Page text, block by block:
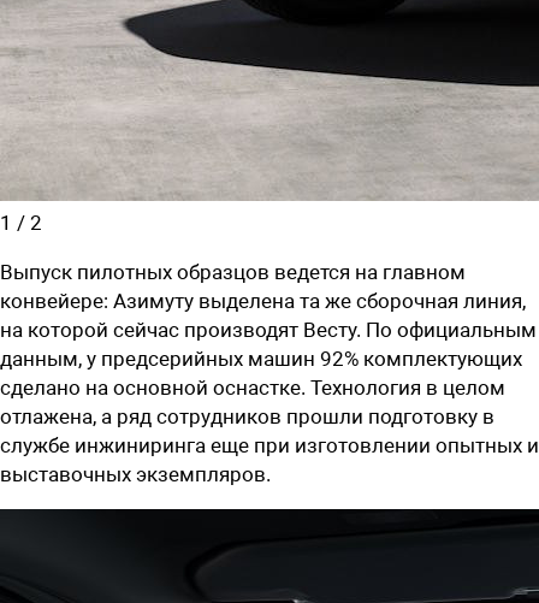
1 / 2
Выпуск пилотных образцов ведется на главном
конвейере: Азимуту выделена та же сборочная линия,
на которой сейчас производят Весту. По официальным
данным, у предсерийных машин 92% комплектующих
сделано на основной оснастке. Технология в целом
отлажена, а ряд сотрудников прошли подготовку в
службе инжиниринга еще при изготовлении опытных и
выставочных экземпляров.